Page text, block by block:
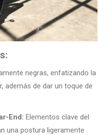
negras, enfatizando la
además de dar un toque de
End: Elementos clave del
una postura ligeramente